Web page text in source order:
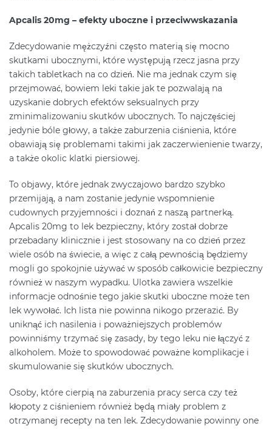
Apcalis 20mg – efekty uboczne i przeciwwskazania
Zdecydowanie mężczyźni często materią się mocno
skutkami ubocznymi, które występują rzecz jasna przy
takich tabletkach na co dzień. Nie ma jednak czym się
przejmować, bowiem leki takie jak te pozwalają na
uzyskanie dobrych efektów seksualnych przy
zminimalizowaniu skutków ubocznych. To najczęściej
jedynie bóle głowy, a także zaburzenia ciśnienia, które
obawiają się problemami takimi jak zaczerwienienie twarzy,
a także okolic klatki piersiowej.
To objawy, które jednak zwyczajowo bardzo szybko
przemijają, a nam zostanie jedynie wspomnienie
cudownych przyjemności i doznań z naszą partnerką.
Apcalis 20mg to lek bezpieczny, który został dobrze
przebadany klinicznie i jest stosowany na co dzień przez
wiele osób na świecie, a więc z całą pewnością będziemy
mogli go spokojnie używać w sposób całkowicie bezpieczny
również w naszym wypadku. Ulotka zawiera wszelkie
informacje odnośnie tego jakie skutki uboczne może ten
lek wywołać. Ich lista nie powinna nikogo przerazić. By
uniknąć ich nasilenia i poważniejszych problemów
powinniśmy trzymać się zasady, by tego leku nie łączyć z
alkoholem. Może to spowodować poważne komplikacje i
skumulowanie się skutków ubocznych.
Osoby, które cierpią na zaburzenia pracy serca czy też
kłopoty z ciśnieniem również będą miały problem z
otrzymanej recepty na ten lek. Zdecydowanie powinny one